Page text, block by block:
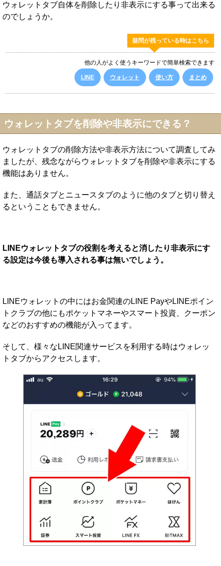
ウォレットタブ自体を削除したり非表示にする事って出来る
のでしょうか。
疑問が残っている時はこちら
他の人がよく使うキーワードで簡単検索できます
LINE ウォレット 使い方 まとめ
ウォレットタブを削除や非表示にできる？
ウォレットタブの削除方法や非表示方法について調査してみ
ましたが、残念ながらウォレットタブを削除や非表示にする
機能はありません。
また、通話タブとニュースタブのように他のタブと切り替え
るということもできません。
LINEウォレットタブの役割を考えると消したり非表示にす
る設定は今後も導入される事は無いでしょう。
LINEウォレットの中にはお金関連のLINE PayやLINEポイン
トクラブの他にもポケットマネーやスマート投資、クーポン
などのおすすめの機能が入ってます。
そして、様々なLINE関連サービスを利用する時はウォレッ
トタブからアクセスします。